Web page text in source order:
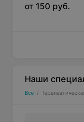
от 150 руб.
Наши
Все /